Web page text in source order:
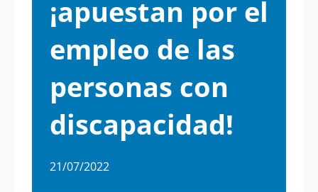
¡apuestan por el
empleo de las
personas con
discapacidad!
21/07/2022